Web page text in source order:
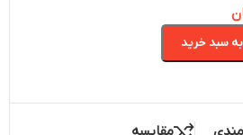
سبد خرید
مقایسه